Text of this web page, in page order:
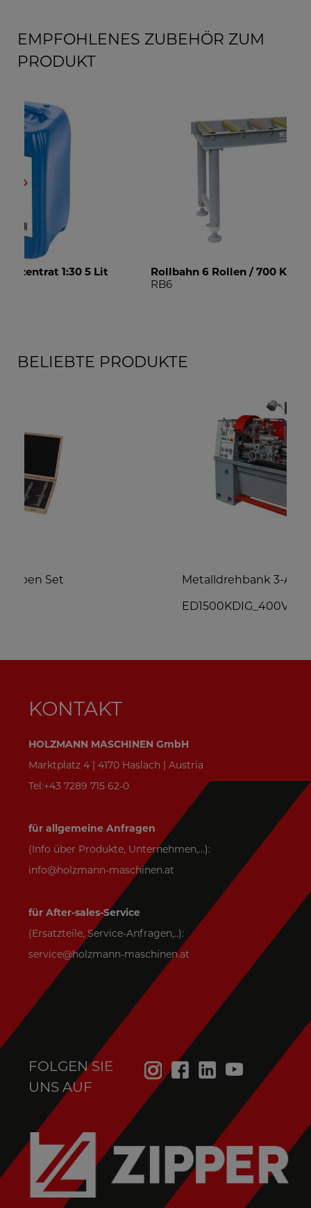
EMPFOHLENES ZUBEHÖR ZUM
PRODUKT
Rollbahn 6 Rollen / 700 Kg
BELIEBTE PRODUKTE
Metalldrehbank 3-Achs-Digitalanzeige
KONTAKT
HOLZMANN MASCHINEN GmbH
Marktplatz 4 | 4170 Haslach | Austria
Tel:+43 7289 715 62-0
für allgemeine Anfragen
(Info über Produkte, Unternehmen,...):
info@holzmann-maschinen.at
für After-sales-Service
(Ersatzteile, Service-Anfragen,..):
service@holzmann-maschinen.at
FOLGEN SIE
UNS AUF